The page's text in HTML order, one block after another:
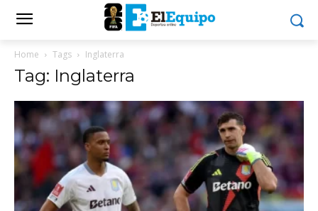
Home Tags Inglaterra
Tag: Inglaterra